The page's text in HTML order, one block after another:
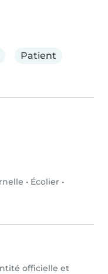
Patient
• Écolier •
officielle et